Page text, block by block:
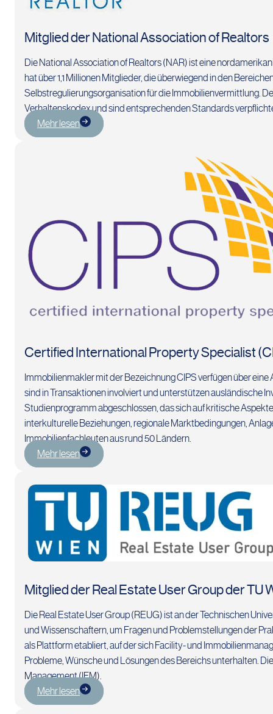
Mitglied der National Association of Realtors
Die National Association of Realtors (NAR) ist eine
hat über 1,1 Millionen Mitglieder, die überwiegend in den
Selbstregulierungsorganisation für die Immobilienvermittlung.
Verhaltenskodex und sind entsprechenden Standards
Mehr lesen
Certified International Property Specialist
Immobilienmakler mit der Bezeichnung CIPS verfügen über
sind in Transaktionen involviert und unterstützen ausländische
Studienprogramm abgeschlossen, das sich auf kritische
interkulturelle Beziehungen, regionale Marktbedingungen,
Immobilienfachleuten aus rund 50 Ländern.
Mehr lesen
Mitglied der Real Estate User Group der TU
Die Real Estate User Group (REUG) ist an der Technischen
und Wissenschaftern, um Fragen und Problemstellungen der
als Plattform etabliert, auf der sich Facility- und
Probleme, Wünsche und Lösungen des Bereichs unterhalten.
Management (IFM).
Mehr lesen